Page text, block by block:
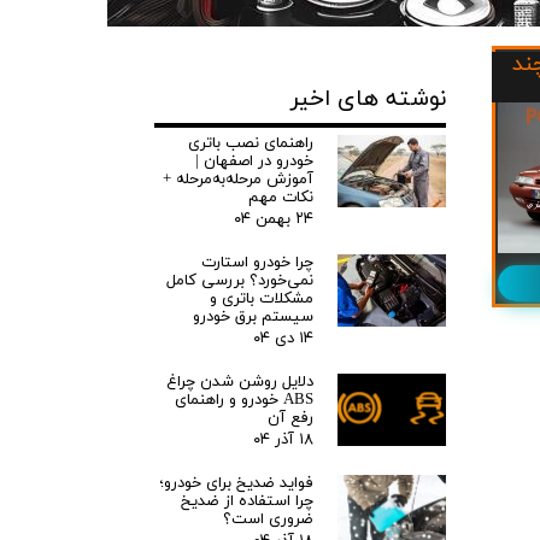
نوشته های اخیر
راهنمای نصب باتری
خودرو در اصفهان |
آموزش مرحله‌به‌مرحله +
نکات مهم
۲۴ بهمن ۰۴
چرا خودرو استارت
نمی‌خورد؟ بررسی کامل
مشکلات باتری و
سیستم برق خودرو
۱۴ دی ۰۴
دلایل روشن شدن چراغ
ABS خودرو و راهنمای
رفع آن
۱۸ آذر ۰۴
فواید ضدیخ برای خودرو؛
چرا استفاده از ضدیخ
ضروری است؟